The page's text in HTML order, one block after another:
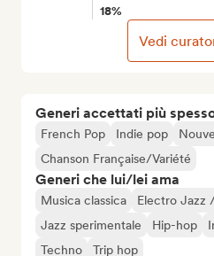
Generi accettati più
French Pop Indie pop
Chanson Française/Variété
Generi che lui/lei ama
Musica classica
Electro Jazz
Jazz sperimentale
Hip-hop
Techno
Trip hop
18%
Vedi